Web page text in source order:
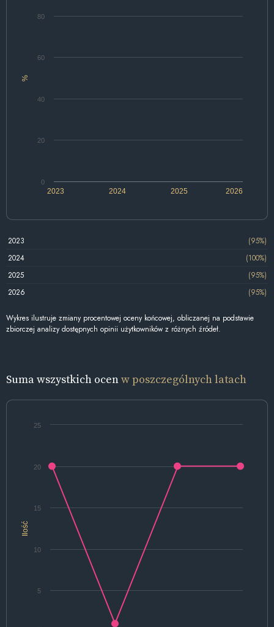
%
2024 2026
2023 2025
0
20
40
60
80
2023
(95%)
2024
(100%)
2025
(95%)
2026
(95%)
Wykres ilustruje zmiany procentowej oceny końcowej, obliczanej na podstawie
zbiorczej analizy dostępnych opinii użytkowników z różnych źródeł.
Suma wszystkich ocenw poszczególnych latach
Ilość
5
10
15
20
25